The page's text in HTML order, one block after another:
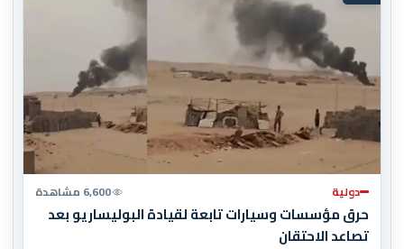
دولية 6,600 مشاهدة
حرق مؤسسات وسيارات تابعة لقيادة البوليساريو بعد
تصاعد الاحتقان